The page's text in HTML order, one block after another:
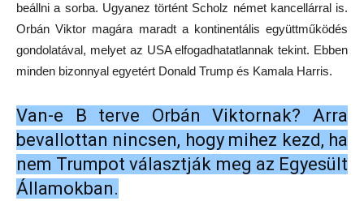
beállni a sorba. Ugyanez történt Scholz német kancellárral is.
Orbán Viktor magára maradt a kontinentális együttműködés
gondolatával, melyet az USA elfogadhatatlannak tekint. Ebben
minden bizonnyal egyetért Donald Trump és Kamala Harris.
Van-e B terve Orbán Viktornak? Arra
bevallottan nincsen, hogy mihez kezd, ha
nem Trumpot választják meg az Egyesült
Államokban.